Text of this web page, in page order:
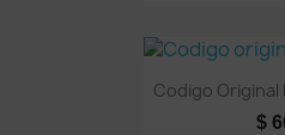

Codigo Original
$